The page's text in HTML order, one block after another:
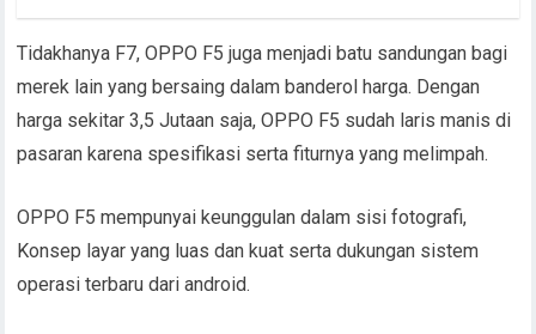
Tidakhanya F7, OPPO F5 juga menjadi batu sandungan bagi
merek lain yang bersaing dalam banderol harga. Dengan
harga sekitar 3,5 Jutaan saja, OPPO F5 sudah laris manis di
pasaran karena spesifikasi serta fiturnya yang melimpah.
OPPO F5 mempunyai keunggulan dalam sisi fotografi,
Konsep layar yang luas dan kuat serta dukungan sistem
operasi terbaru dari android.